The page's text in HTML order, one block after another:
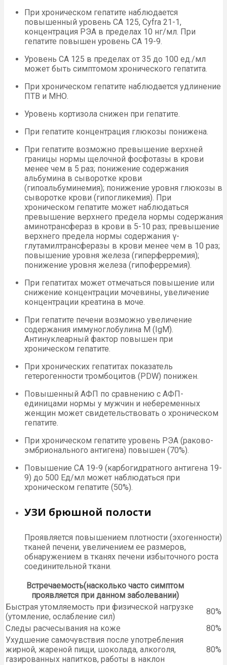
При хроническом гепатите наблюдается
повышенный уровень CA 125, Cyfra 21-1,
концентрация РЭА в пределах 10 нг/мл. При
гепатите повышен уровень CA 19-9.
Уровень СА 125 в пределах от 35 до 100 ед./мл
может быть симптомом хронического гепатита.
При хроническом гепатите наблюдается удлинение
ПТВ и МНО.
Уровень кортизола снижен при гепатите.
При гепатите концентрация глюкозы понижена.
При гепатите возможно превышение верхней
границы нормы щелочной фосфотазы в крови
менее чем в 5 раз; понижение содержания
альбумина в сыворотке крови
(гипоальбуминемия); понижение уровня глюкозы в
сыворотке крови (гипогликемия). При
хроническом гепатите может наблюдаться
превышение верхнего предела нормы содержания
аминотрансфераз в крови в 5-10 раз; превышение
верхнего предела нормы содержания γ-
глутамилтрансферазы в крови менее чем в 10 раз;
повышение уровня железа (гиперферремия);
понижение уровня железа (гипоферремия).
При гепатитах может отмечаться повышение или
снижение концентрации мочевины, увеличение
концентрации креатина в моче.
При гепатите печени возможно увеличение
содержания иммуноглобулина М (IgM).
Антинуклеарный фактор повышен при
хроническом гепатите.
При хронических гепатитах показатель
гетерогенности тромбоцитов (PDW) понижен.
Повышенный АФП по сравнению с АФП-
единицами нормы у мужчин и небеременных
женщин может свидетельствовать о хроническом
гепатите.
При хроническом гепатите уровень РЭА (раково-
эмбрионального антигена) повышен (70%).
Повышение СА 19-9 (карбогидратного антигена 19-
9) до 500 Ед/мл может наблюдаться при
хроническом гепатите (50%).
УЗИ брюшной полости
Проявляется повышением плотности (эхогенности)
тканей печени, увеличением ее размеров,
обнаружением в тканях печени избыточного роста
соединительной ткани.
Вcтречаемость(насколько часто симптом
проявляется при данном заболевании)
Быстрая утомляемость при физической нагрузке
(утомление, ослабление сил)
80%
Следы расчесывания на коже
80%
Ухудшение самочувствия после употребления
жирной, жареной пищи, шоколада, алкоголя,
газированных напитков, работы в наклон
80%